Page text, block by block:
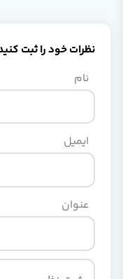
نظرات خود را ثبت
نام
ایمیل
عنوان